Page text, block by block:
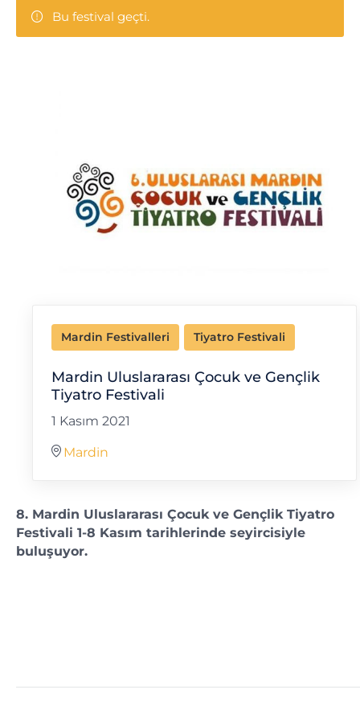
Bu festival geçti.
Mardin Festivalleri Tiyatro Festivali
Mardin Uluslararası Çocuk ve Gençlik
Tiyatro Festivali
1 Kasım 2021
Mardin
8. Mardin Uluslararası Çocuk ve Gençlik Tiyatro
Festivali 1-8 Kasım tarihlerinde seyircisiyle
buluşuyor.